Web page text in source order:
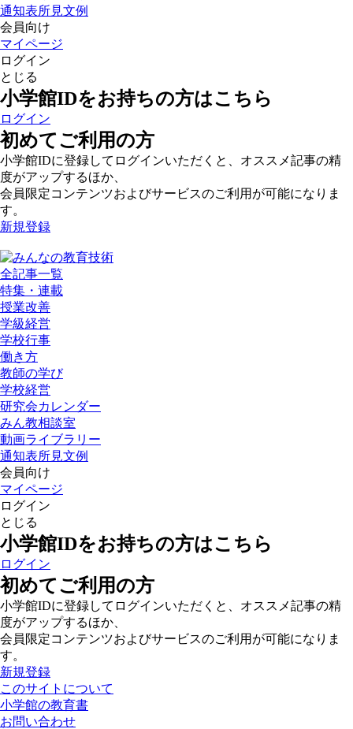
通知表所見文例
会員向け
マイページ
ログイン
とじる
小学館IDをお持ちの方はこちら
ログイン
初めてご利用の方
小学館IDに登録してログインいただくと、オススメ記事の精
度がアップするほか、
会員限定コンテンツおよびサービスのご利用が可能になりま
す。
新規登録
全記事一覧
特集・連載
授業改善
学級経営
学校行事
働き方
教師の学び
学校経営
研究会カレンダー
みん教相談室
動画ライブラリー
通知表所見文例
会員向け
マイページ
ログイン
とじる
小学館IDをお持ちの方はこちら
ログイン
初めてご利用の方
小学館IDに登録してログインいただくと、オススメ記事の精
度がアップするほか、
会員限定コンテンツおよびサービスのご利用が可能になりま
す。
新規登録
このサイトについて
小学館の教育書
お問い合わせ